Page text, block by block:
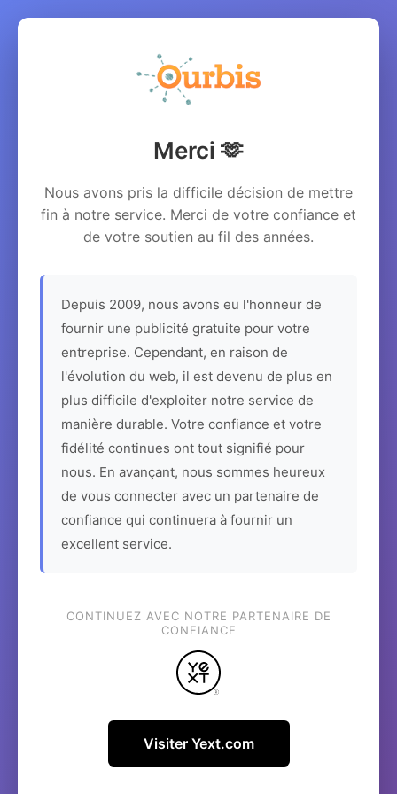
Merci 🫶
Nous avons pris la difficile décision de mettre
fin à notre service. Merci de votre confiance et
de votre soutien au fil des années.
Depuis 2009, nous avons eu l'honneur de
fournir une publicité gratuite pour votre
entreprise. Cependant, en raison de
l'évolution du web, il est devenu de plus en
plus difficile d'exploiter notre service de
manière durable. Votre confiance et votre
fidélité continues ont tout signifié pour
nous. En avançant, nous sommes heureux
de vous connecter avec un partenaire de
confiance qui continuera à fournir un
excellent service.
CONTINUEZ AVEC NOTRE PARTENAIRE DE
CONFIANCE
Visiter Yext.com